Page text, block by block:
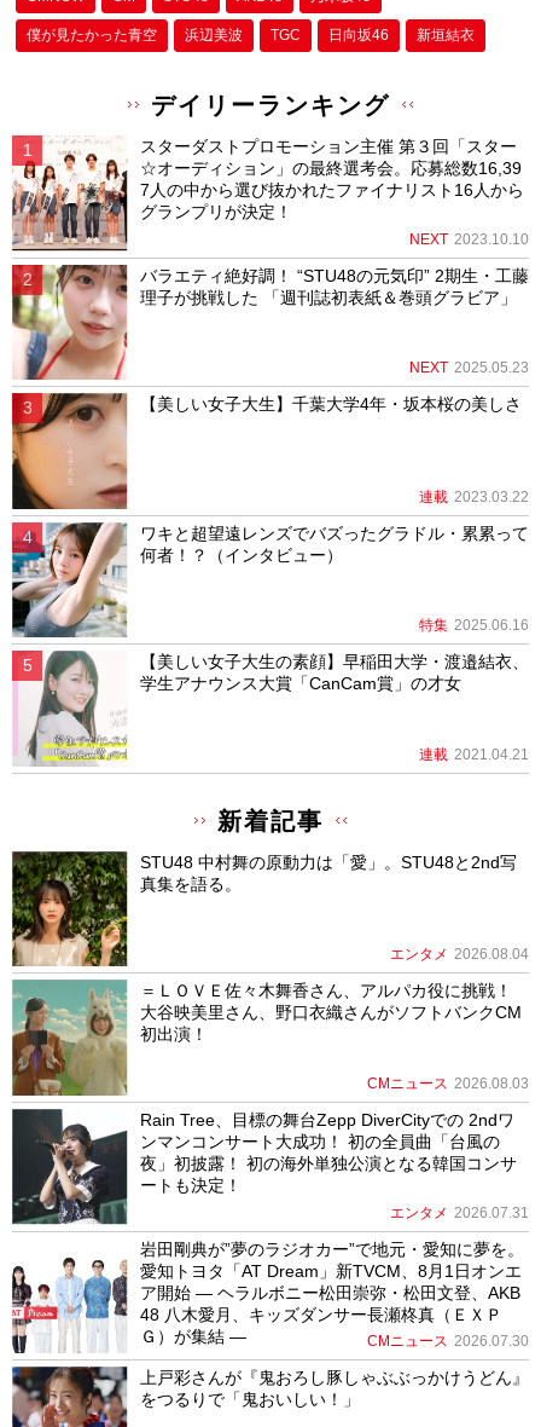
僕が⾒たかった⻘空 浜辺美波 TGC 日向坂46 新垣結衣
デイリーランキング
スターダストプロモーション主催 第３回「スター
☆オーディション」の最終選考会。応募総数16,39
7人の中から選び抜かれたファイナリスト16人から
グランプリが決定！
NEXT 2023.10.10
バラエティ絶好調！ “STU48の元気印” 2期生・工藤
理子が挑戦した 「週刊誌初表紙＆巻頭グラビア」
NEXT 2025.05.23
【美しい女子大生】千葉大学4年・坂本桜の美しさ
連載 2023.03.22
ワキと超望遠レンズでバズったグラドル・累累って
何者！？（インタビュー）
特集 2025.06.16
【美しい女子大生の素顔】早稲田大学・渡邉結衣、
学生アナウンス大賞「CanCam賞」の才女
連載 2021.04.21
新着記事
STU48 中村舞の原動力は「愛」。STU48と2nd写
真集を語る。
エンタメ 2026.08.04
＝ＬＯＶＥ佐々木舞香さん、アルパカ役に挑戦！
大谷映美里さん、野口衣織さんがソフトバンクCM
初出演！
CMニュース 2026.08.03
Rain Tree、目標の舞台Zepp DiverCityでの 2ndワ
ンマンコンサート大成功！ 初の全員曲「台風の
夜」初披露！ 初の海外単独公演となる韓国コンサ
ートも決定！
エンタメ 2026.07.31
岩田剛典が”夢のラジオカー”で地元・愛知に夢を。
愛知トヨタ「AT Dream」新TVCM、8月1日オンエ
ア開始 ― ヘラルボニー松田崇弥・松田文登、AKB
48 八木愛月、キッズダンサー長瀬柊真（ＥＸＰ
Ｇ）が集結 ―
CMニュース 2026.07.30
上戸彩さんが『鬼おろし豚しゃぶぶっかけうどん』
をつるりで「鬼おいしい！」